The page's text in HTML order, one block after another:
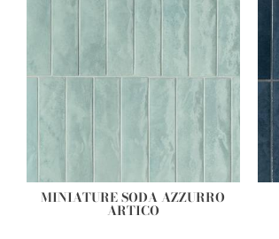
MINIATURE SODA AZZURRO
ARTICO